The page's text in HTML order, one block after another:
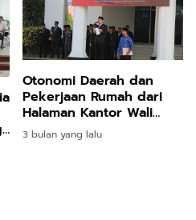
Otonomi Daerah dan
Pekerjaan Rumah dari
Halaman Kantor Wali
Kota
3 bulan yang lalu